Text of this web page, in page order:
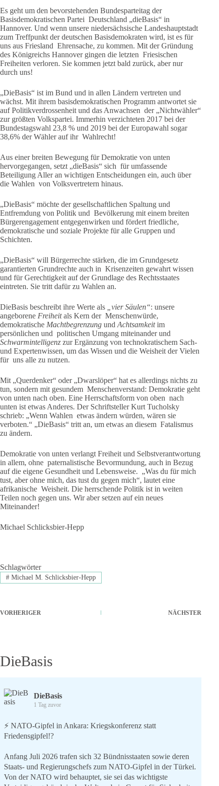
Es geht um den bevorstehenden Bundesparteitag der
Basisdemokratischen Partei Deutschland „dieBasis“ in
Hannover. Und wenn unsere niedersächsische Landeshauptstadt
zum Treffpunkt der deutschen Basisdemokraten wird, ist es für
uns aus Friesland Ehrensache, zu kommen. Mit der Gründung
des Königreichs Hannover gingen die letzten Friesischen
Freiheiten verloren. Sie kommen jetzt bald zurück, aber nur
durch uns!
„DieBasis“ ist im Bund und in allen Ländern vertreten und
wächst. Mit ihrem basisdemokratischen Programm antwortet sie
auf Politikverdrossenheit und das Anwachsen der „Nichtwähler“
zur größten Volkspartei. Immerhin verzichteten 2017 bei der
Bundestagswahl 23,8 % und 2019 bei der Europawahl sogar
38,6% der Wähler auf ihr Wahlrecht!
Aus einer breiten Bewegung für Demokratie von unten
hervorgegangen, setzt „dieBasis“ sich für umfassende
Beteiligung Aller an wichtigen Entscheidungen ein, auch über
die Wahlen von Volksvertretern hinaus.
„DieBasis“ möchte der gesellschaftlichen Spaltung und
Entfremdung von Politik und Bevölkerung mit einem breiten
Bürgerengagement entgegenwirken und fördert friedliche,
demokratische und soziale Projekte für alle Gruppen und
Schichten.
„DieBasis“ will Bürgerrechte stärken, die im Grundgesetz
garantierten Grundrechte auch in Krisenzeiten gewahrt wissen
und für Gerechtigkeit auf der Grundlage des Rechtsstaates
eintreten. Sie tritt dafür zu Wahlen an.
DieBasis beschreibt ihre Werte als „vier Säulen“: unsere
angeborene Freiheitals Kern der Menschenwürde,
demokratische Machtbegrenzung und Achtsamkeitim
persönlichen und politischen Umgang miteinander und
Schwarmintelligenz zur Ergänzung von technokratischem Sach-
und Expertenwissen, um das Wissen und die Weisheit der Vielen
für uns alle zu nutzen.
Mit „Querdenker“ oder „Dwarslöper“ hat es allerdings nichts zu
tun, sondern mit gesundem Menschenverstand: Demokratie geht
von unten nach oben. Eine Herrschaftsform von oben nach
unten ist etwas Anderes. Der Schriftsteller Kurt Tucholsky
schrieb: „Wenn Wahlen etwas ändern würden, wären sie
verboten.“ „DieBasis“ tritt an, um etwas an diesem Fatalismus
zu ändern.
Demokratie von unten verlangt Freiheit und Selbstverantwortung
in allem, ohne paternalistische Bevormundung, auch in Bezug
auf die eigene Gesundheit und Lebensweise. „Was du für mich
tust, aber ohne mich, das tust du gegen mich“, lautet eine
afrikanische Weisheit. Die herrschende Politik ist in weiten
Teilen noch gegen uns. Wir aber setzen auf ein neues
Miteinander!
Michael Schlicksbier-Hepp
Schlagwörter
#Michael M. Schlicksbier-Hepp
VORHERIGER NÄCHSTER
DieBasis
DieBasis
1 Tag zuvor
⚡️ NATO-Gipfel in Ankara: Kriegskonferenz statt
Friedensgipfel!?
Anfang Juli 2026 trafen sich 32 Bündnisstaaten sowie deren
Staats- und Regierungschefs zum NATO-Gipfel in der Türkei.
Von der NATO wird behauptet, sie sei das wichtigste